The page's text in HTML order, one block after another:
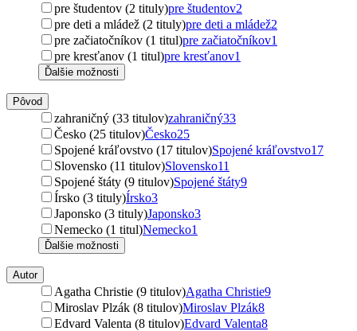
pre študentov (2 tituly)pre študentov2
pre deti a mládež (2 tituly)pre deti a mládež2
pre začiatočníkov (1 titul)pre začiatočníkov1
pre kresťanov (1 titul)pre kresťanov1
Ďalšie možnosti
Pôvod
zahraničný (33 titulov)zahraničný33
Česko (25 titulov)Česko25
Spojené kráľovstvo (17 titulov)Spojené kráľovstvo17
Slovensko (11 titulov)Slovensko11
Spojené štáty (9 titulov)Spojené štáty9
Írsko (3 tituly)Írsko3
Japonsko (3 tituly)Japonsko3
Nemecko (1 titul)Nemecko1
Ďalšie možnosti
Autor
Agatha Christie (9 titulov)Agatha Christie9
Miroslav Plzák (8 titulov)Miroslav Plzák8
Edvard Valenta (8 titulov)Edvard Valenta8